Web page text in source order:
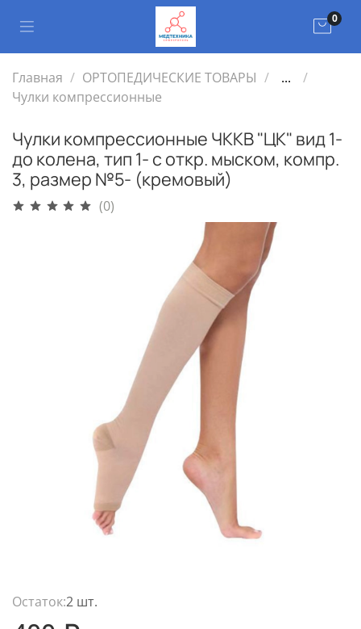
0
Главная ОРТОПЕДИЧЕСКИЕ ТОВАРЫ
...
Чулки компрессионные
Чулки компрессионные ЧККВ "ЦК" вид 1-
до колена, тип 1- с откр. мыском, компр.
3, размер №5- (кремовый)
(0)
Остаток:2 шт.